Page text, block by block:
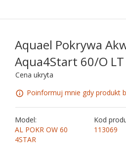
Aquael Pokrywa
Aqua4Start 60/O LT
Cena ukryta
Poinformuj mnie gdy produkt
Model:
AL POKR OW 60
4STAR
Kod
113069